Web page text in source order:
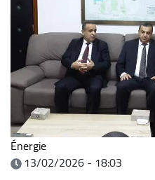
Énergie
13/02/2026 - 18:03